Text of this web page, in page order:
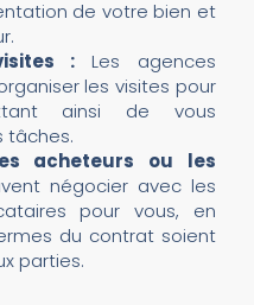
de votre bien et
: Les agences
les visites pour
ainsi de vous
tâches.
acheteurs ou les
négocier avec les
pour vous, en
du contrat soient
parties.